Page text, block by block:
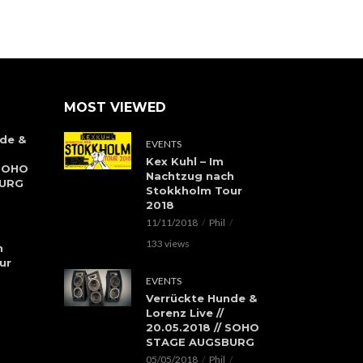
&
MOST VIEWED
EVENTS
Kex Kuhl – Im
Nachtzug nach
Stokkholm Tour
2018
11/11/2018
Phil
133 views
EVENTS
Verrückte Hunde &
Lorenz Live //
20.05.2018 // SOHO
STAGE AUGSBURG
05/05/2018 Phil